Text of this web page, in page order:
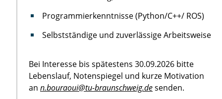
Programmierkenntnisse (Python/C++/ ROS)
Selbstständige und zuverlässige Arbeitsweise
Bei Interesse bis spätestens 30.09.2026 bitte
Lebenslauf, Notenspiegel und kurze Motivation
an n.bouraoui@tu-braunschweig.desenden.